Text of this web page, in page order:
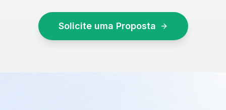
Solicite uma Proposta